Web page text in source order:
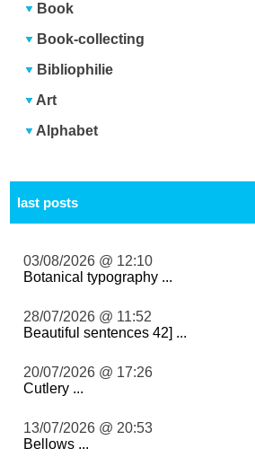
Book
Book-collecting
Bibliophilie
Art
Alphabet
last posts
03/08/2026 @ 12:10
Botanical typography ...
28/07/2026 @ 11:52
Beautiful sentences 42] ...
20/07/2026 @ 17:26
Cutlery ...
13/07/2026 @ 20:53
Bellows ...